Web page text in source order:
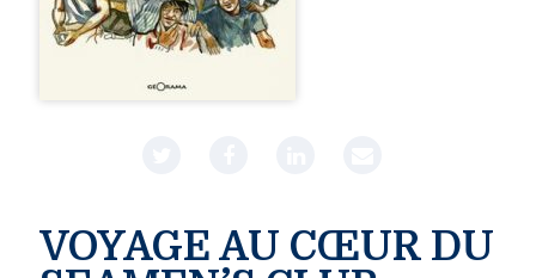
VOYAGE AU CŒUR DU